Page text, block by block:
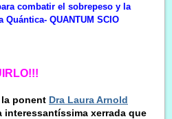
combatir el sobrepeso y la
QUANTUM SCIO
la ponent Dra Laura Arnold
interessantíssima xerrada que